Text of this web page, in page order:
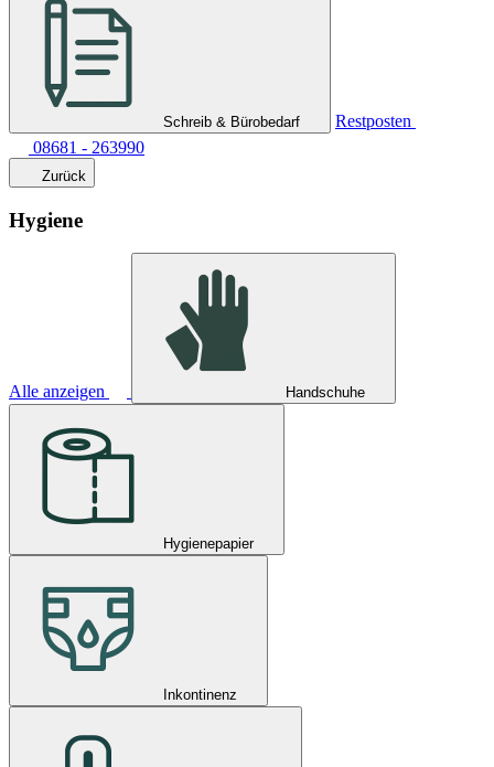
Schreib & Bürobedarf
Restposten
08681 - 263990
Zurück
Hygiene
Alle anzeigen Handschuhe
Hygienepapier
Inkontinenz